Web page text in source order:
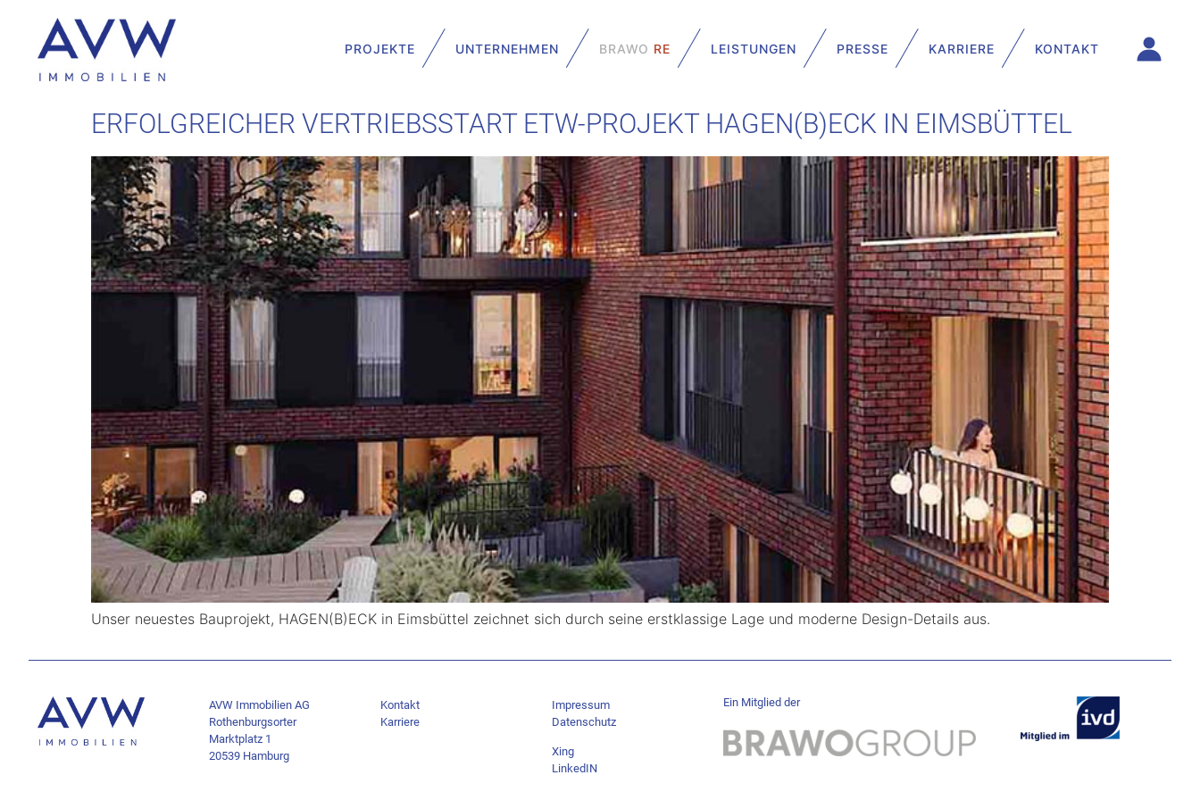
PROJEKTE UNTERNEHMEN BRAWO RE LEISTUNGEN PRESSE KARRIERE KONTAKT
ERFOLGREICHER VERTRIEBSSTART ETW-PROJEKT HAGEN(B)ECK IN EIMSBÜTTEL
Unser neuestes Bauprojekt, HAGEN(B)ECK in Eimsbüttel zeichnet sich durch seine erstklassige Lage und moderne Design-Details aus.
AVW Immobilien AG
Rothenburgsorter
Marktplatz 1
20539 Hamburg
Kontakt
Karriere
Impressum
Datenschutz
Xing
LinkedIN
Ein Mitglied der